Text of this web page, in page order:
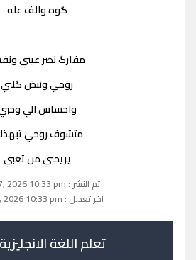
گوه والف عله
مفارگ نضر عيني
روحي ونبض گلبي
واحساس الي
متشوف روحي
يريحني من تعبي
تم النشر : May 17, 2026 10:33 pm
اخر تعديل : May 17, 2026 10:33 pm
تعلم اللغة